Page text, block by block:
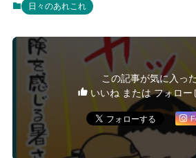
日々のあれこれ
この記事が気に入っ
いいね または フォロー